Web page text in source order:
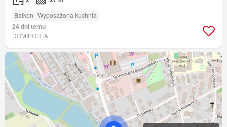
Balkon Wyposażona kuchnia
24 dni temu
DOMIPORTA